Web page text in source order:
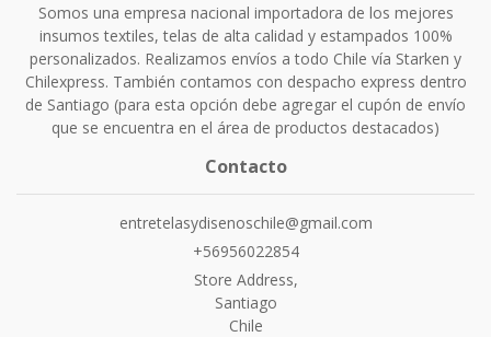
Somos una empresa nacional importadora de los mejores
insumos textiles, telas de alta calidad y estampados 100%
personalizados. Realizamos envíos a todo Chile vía Starken y
Chilexpress. También contamos con despacho express dentro
de Santiago (para esta opción debe agregar el cupón de envío
que se encuentra en el área de productos destacados)
Contacto
entretelasydisenoschile@gmail.com
+56956022854
Store Address,
Santiago
Chile